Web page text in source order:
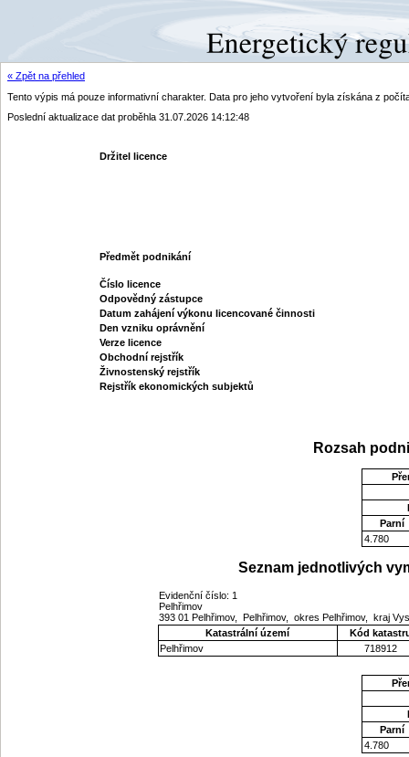
« Zpět na přehled
Tento výpis má pouze informativní charakter. Data pro jeho vytvoření byla získána z
Poslední aktualizace dat proběhla 31.07.2026 14:12:48
Držitel licence
Předmět podnikání
Číslo licence
Odpovědný zástupce
Datum zahájení výkonu licencované činnosti
Den vzniku oprávnění
Verze licence
Obchodní rejstřík
Živnostenský rejstřík
Rejstřík ekonomických subjektů
Rozsah
Parní
4.780
Seznam jednotlivých
Evidenční číslo: 1
Pelhřimov
393 01 Pelhřimov, Pelhřimov, okres Pelhřimov, kraj
Katastrální území
Kód
Pelhřimov
718912
Parní
4.780